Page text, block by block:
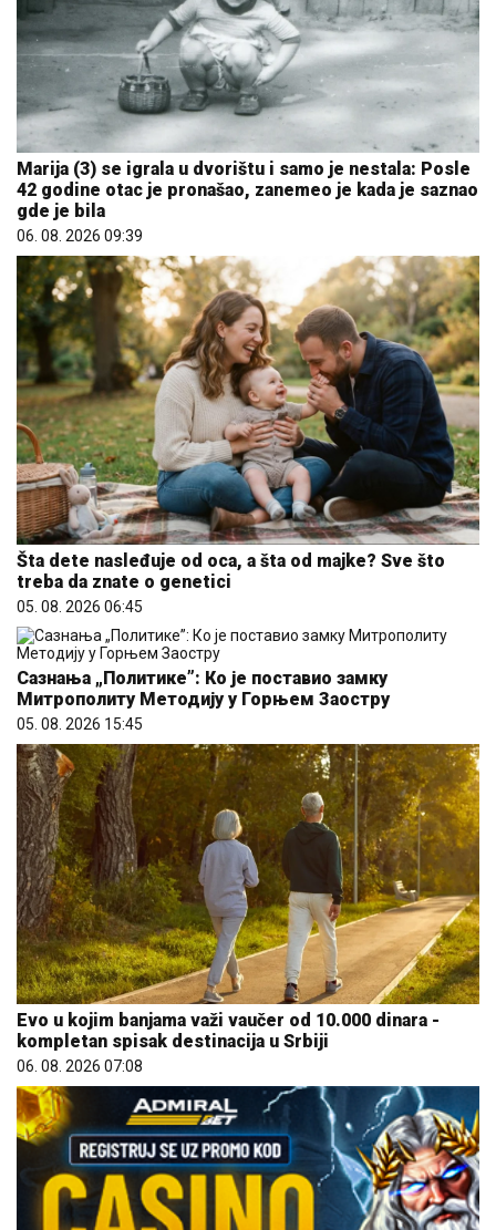
Marija (3) se igrala u dvorištu i samo je nestala: Posle
42 godine otac je pronašao, zanemeo je kada je saznao
gde je bila
06. 08. 2026 09:39
Šta dete nasleđuje od oca, a šta od majke? Sve što
treba da znate o genetici
05. 08. 2026 06:45
Сазнања „Политике”: Ко је поставио замку
Митрополиту Методију у Горњем Заостру
05. 08. 2026 15:45
Evo u kojim banjama važi vaučer od 10.000 dinara -
kompletan spisak destinacija u Srbiji
06. 08. 2026 07:08